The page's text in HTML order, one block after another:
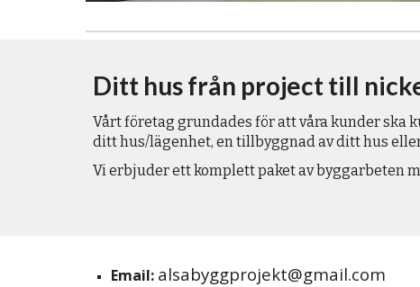
Ditt hus från project till
Vårt företag grundades för att våra kunder ska
ditt hus/lägenhet, en tillbyggnad av ditt hus
Vi erbjuder ett komplett paket av byggarbeten
Email: alsabyggprojekt@gmail.com